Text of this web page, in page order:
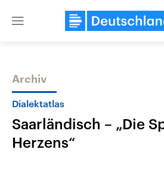
Close
Themen
Archiv
Dialektatlas
Saarländisch – „Die
Herzens“